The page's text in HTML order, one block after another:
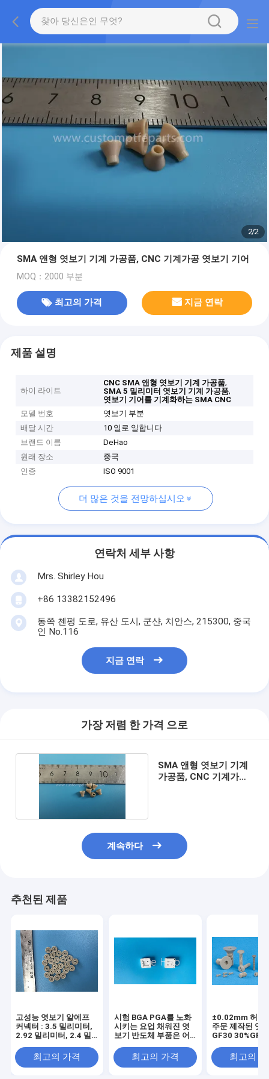
2/2
SMA 앤형 엿보기 기계 가공품, CNC 기계가공 엿보기 기어
MOQ：2000 부분
최고의 가격 지금 연락
제품 설명
하이 라이트
CNC SMA 앤형 엿보기 기계 가공품,
SMA 5 밀리미터 엿보기 기계 가공품,
엿보기 기어를 기계화하는 SMA CNC
모델 번호
엿보기 부분
배달 시간
10 일로 일합니다
브랜드 이름
DeHao
원래 장소
중국
인증
ISO 9001
더 많은 것을 전망하십시오
연락처 세부 사항
Mrs. Shirley Hou
+86 13382152496
동쪽 첸펑 도로, 유산 도시, 쿤샨, 치안스, 215300, 중국
인 No.116
지금 연락
가장 저렴 한 가격 으로
SMA 앤형 엿보기 기계
가공품, CNC 기계가공
계속하다
추천된 제품
고성능 엿보기 알에프
커넥터 : 3.5 밀리미터,
2.92 밀리미터, 2.4 밀
와 1.0 밀리미터
최고의 가격
시험 BGA PGA를 노화
시키는 요업 채워진 엿
보기 반도체 부품은 어
다
최고의 가격
±0.02mm 허용
주문 제작된 엿
GF30 30%GF
최고의